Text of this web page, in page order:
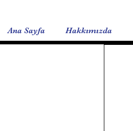
Ana Sayfa Hakkımızda